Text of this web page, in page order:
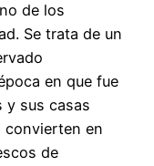
de los
Se trata de un
en que fue
y sus casas
convierten en
de